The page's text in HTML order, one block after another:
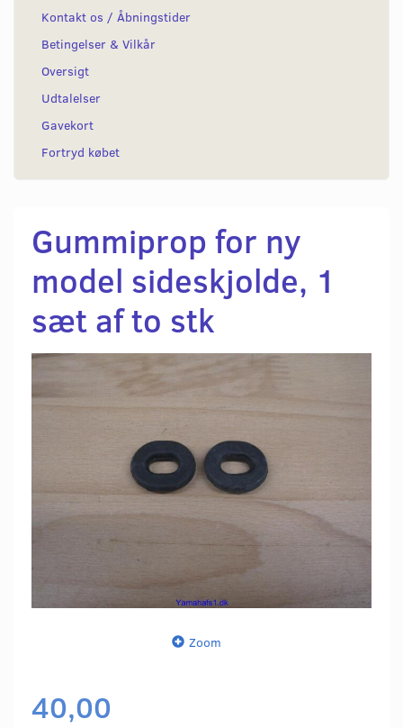
Kontakt os / Åbningstider
Betingelser & Vilkår
Oversigt
Udtalelser
Gavekort
Fortryd købet
Gummiprop for ny
model sideskjolde, 1
sæt af to stk
Zoom
40,00